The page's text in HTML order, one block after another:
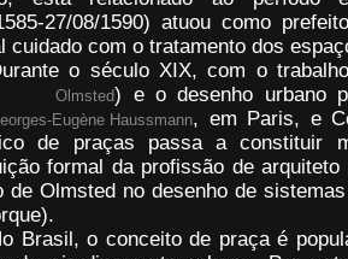
27/08/1590) atuou como
cuidado com o tratamento dos
o século XIX, com o
Olmsted) e o desenho urbano
Eugène Haussmann, em Paris, e
de praças passa a constituir
formal da profissão de
de Olmsted no desenho de
Brasil, o conceito de praça é